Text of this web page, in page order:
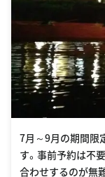
7月～9月の期間限
す。事前予約は不
合わせするのが無